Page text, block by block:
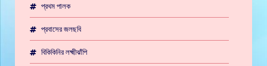
প্রথম পালক
প্রবাসের জলছবি
বিকিকিনির লক্ষ্মীঝাঁপি